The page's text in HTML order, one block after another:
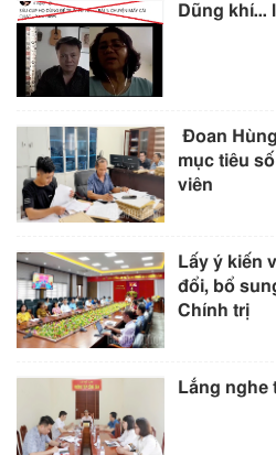
Dũng khí…
Đoan
mục tiêu
viên
Lấy ý kiến
đổi, bổ
Chính trị
Lắng nghe